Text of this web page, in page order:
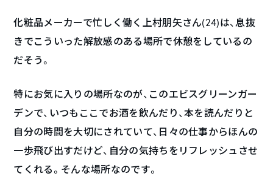
化粧品メーカーで忙しく働く上村朋矢さん(24)は、息抜
きでこういった解放感のある場所で休憩をしているの
だそう。
特にお気に入りの場所なのが、このエビスグリーンガー
デンで、いつもここでお酒を飲んだり、本を読んだりと
自分の時間を大切にされていて、日々の仕事からほんの
一歩飛び出すだけど、自分の気持ちをリフレッシュさせ
てくれる。そんな場所なのです。